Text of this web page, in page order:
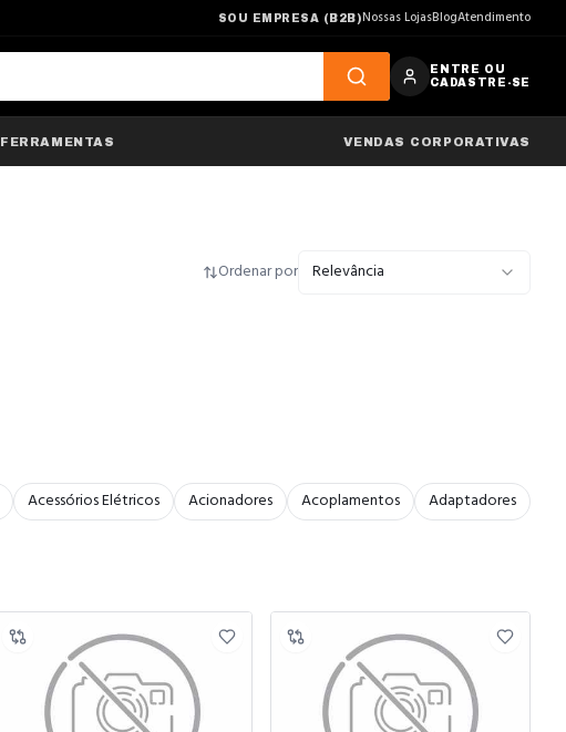
SOU EMPRESA (B2B)Nossas LojasBlogAtendimento
ENTRE OU
CADASTRE-SE
FERRAMENTAS VENDAS CORPORATIVAS
Ordenar por Relevância
Acessórios Elétricos Acionadores Acoplamentos
Adaptadores